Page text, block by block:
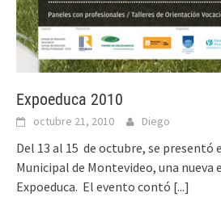
Expoeduca 2010
octubre 21, 2010 Diego
Del 13 al 15 de octubre, se presentó
Municipal de Montevideo, una nueva
Expoeduca. El evento contó [...]